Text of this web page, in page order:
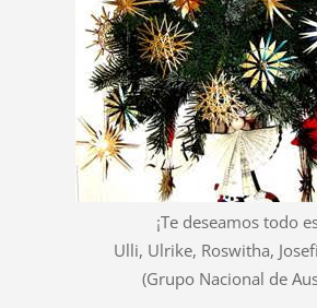
¡Te deseamos todo
Ulli, Ulrike, Roswitha,
(Grupo Nacional de